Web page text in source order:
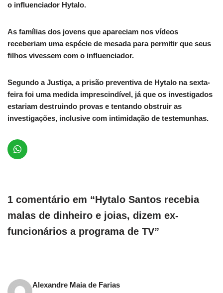
o influenciador Hytalo.
As famílias dos jovens que apareciam nos vídeos
receberiam uma espécie de mesada para permitir que seus
filhos vivessem com o influenciador.
Segundo a Justiça, a prisão preventiva de Hytalo na sexta-
feira foi uma medida imprescindível, já que os investigados
estariam destruindo provas e tentando obstruir as
investigações, inclusive com intimidação de testemunhas.
1 comentário em “Hytalo Santos recebia
malas de dinheiro e joias, dizem ex-
funcionários a programa de TV”
Alexandre Maia de Farias